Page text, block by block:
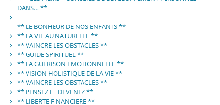
DANS… **
** LE BONHEUR DE NOS ENFANTS **
** LA VIE AU NATURELLE **
** VAINCRE LES OBSTACLES **
** GUIDE SPIRITUEL **
** LA GUERISON EMOTIONNELLE **
** VISION HOLISTIQUE DE LA VIE **
** VAINCRE LES OBSTACLES **
** PENSEZ ET DEVENEZ **
** LIBERTE FINANCIERE **